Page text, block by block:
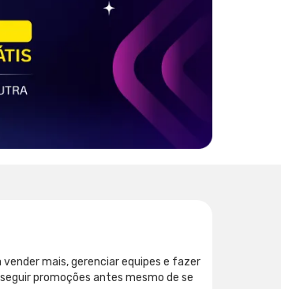
vender mais, gerenciar equipes e fazer
promoções antes mesmo de se